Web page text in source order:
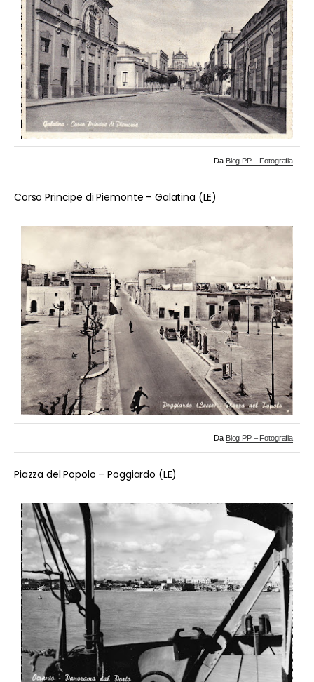
Da Blog PP – Fotografia
Corso Principe di Piemonte – Galatina (LE)
Da Blog PP – Fotografia
Piazza del Popolo – Poggiardo (LE)